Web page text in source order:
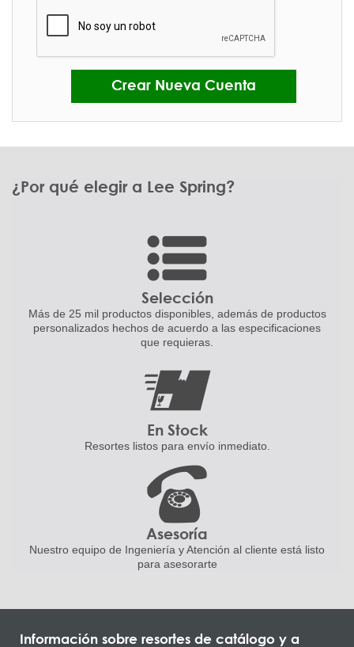
¿Por qué elegir a Lee Spring?
Selección
Más de 25 mil productos disponibles, además de productos
personalizados hechos de acuerdo a las especificaciones
que requieras.
En Stock
Resortes listos paraenvío inmediato.
Asesoría
Nuestro equipo de Ingeniería y Atención al cliente está listo
para asesorarte
Información sobre resortes de catálogo y a